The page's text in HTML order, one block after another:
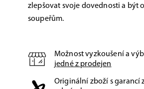
zlepšovat svoje dovednosti a být
soupeřům.
Možnost vyzkoušení a
jedné z prodejen
Originální zboží s garancí